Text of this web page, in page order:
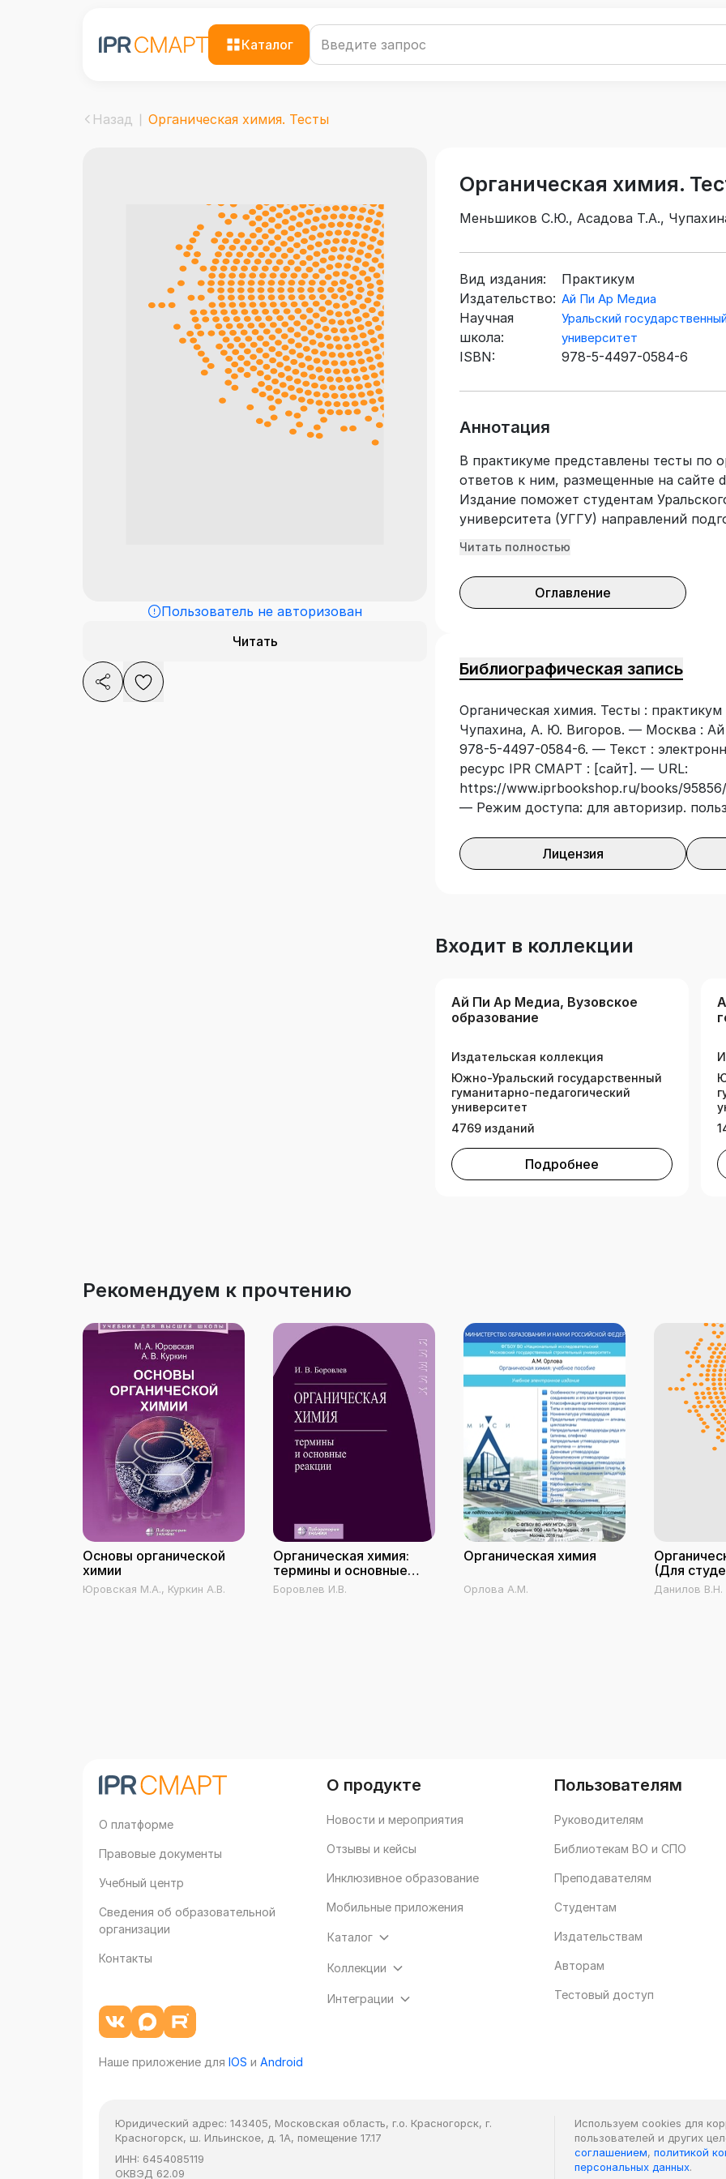
Каталог
Назад Органическая химия. Тесты
Пользователь не авторизован
Читать
Органическая химия.
Меньшиков С.Ю., Асадова Т.А.,
Вид издания:
Практикум
Издательство: Ай Пи Ар Медиа
Научная
школа:
Уральский
университет
ISBN: 978-5-4497-0584-6
Аннотация
В практикуме представлены тесты по
ответов к ним, размещенные на сайте
Издание поможет студентам
университета (УГГУ) направлений
природопользование» и 20.03.01
подготовиться к тестированию по
обеспечивает формирование
Читать полностью
Оглавление
Библиографическая запись
Органическая химия. Тесты :
Чупахина, А. Ю. Вигоров. — Москва :
978-5-4497-0584-6. — Текст :
ресурс IPR СМАРТ : [сайт]. — URL:
https://www.iprbookshop.ru/books/
— Режим доступа: для авторизир.
Лицензия
Входит в коллекции
Ай Пи Ар Медиа, Вузовское
образование
Издательская коллекция
Южно-Уральский государственный
гуманитарно-педагогический
университет
4769 изданий
Подробнее
Рекомендуем к прочтению
Основы органической
химии
Юровская М.А., Куркин А.В.
Органическая химия:
термины и основные
реакции
Боровлев И.В.
Органическая химия
Орлова А.М.
(Для
Данилов В.Н.
О платформе
Правовые документы
Учебный центр
Сведения об образовательной
организации
Контакты
Наше приложение для IOS и Android
О продукте
Новости и мероприятия
Отзывы и кейсы
Инклюзивное образование
Мобильные приложения
Каталог
Коллекции
Интеграции
Пользователям
Руководителям
Библиотекам ВО и СПО
Преподавателям
Студентам
Издательствам
Авторам
Тестовый доступ
Юридический адрес: 143405, Московская область, г.о. Красногорск, г.
Красногорск, ш. Ильинское, д. 1А, помещение 17.17
ИНН: 6454085119
ОКВЭД 62.09
Используем cookies для
пользователей и других
соглашением, политикой
персональных данных.